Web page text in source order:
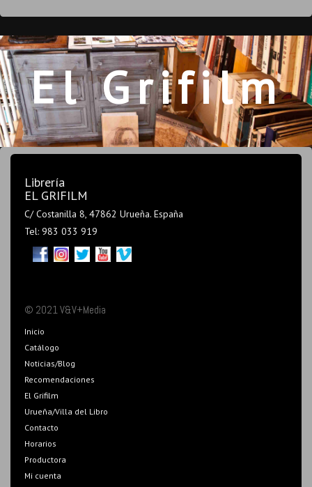
El Grifilm
Librería
EL GRIFILM
C/ Costanilla 8, 47862 Urueña. España
Tel: 983 033 919
© 2021 V&V+Media
Inicio
Catálogo
Noticias/Blog
Recomendaciones
El Grifilm
Urueña/Villa del Libro
Contacto
Horarios
Productora
Mi cuenta